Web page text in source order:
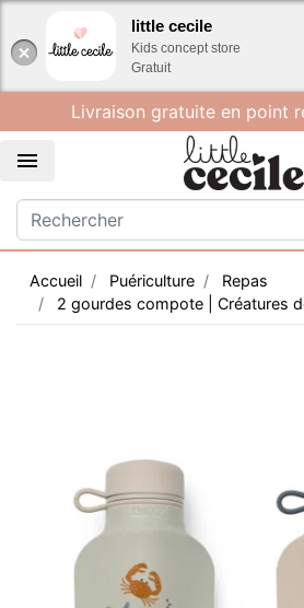
little cecile
Kids concept store
Gratuit
Livraison gratuite en point

Accueil Puériculture
Repas
2 gourdes compote | Créatures